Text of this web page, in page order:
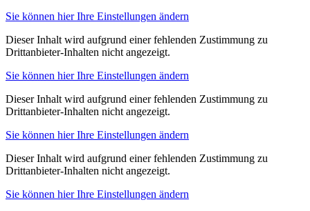
Sie können hier Ihre Einstellungen ändern
Dieser Inhalt wird aufgrund einer fehlenden Zustimmung zu
Drittanbieter-Inhalten nicht angezeigt.
Sie können hier Ihre Einstellungen ändern
Dieser Inhalt wird aufgrund einer fehlenden Zustimmung zu
Drittanbieter-Inhalten nicht angezeigt.
Sie können hier Ihre Einstellungen ändern
Dieser Inhalt wird aufgrund einer fehlenden Zustimmung zu
Drittanbieter-Inhalten nicht angezeigt.
Sie können hier Ihre Einstellungen ändern